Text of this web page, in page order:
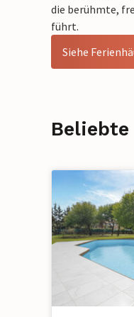
die berühmte,
führt.
Siehe